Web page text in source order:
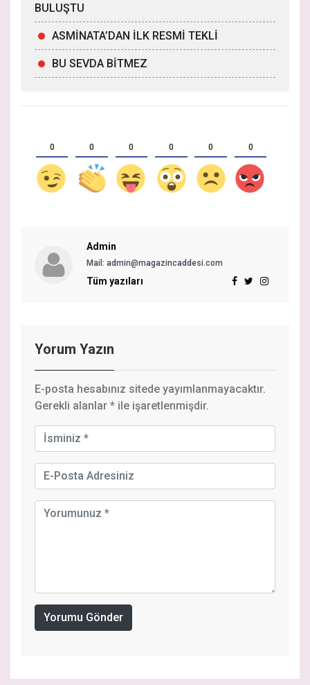
BULUŞTU
ASMİNATA’DAN İLK RESMİ TEKLİ
BU SEVDA BİTMEZ
0 0 0 0 0 0
Admin
Mail: admin@magazincaddesi.com
Tüm yazıları
Yorum Yazın
E-posta hesabınız sitede yayımlanmayacaktır.
Gerekli alanlar * ile işaretlenmişdir.
Yorumu Gönder